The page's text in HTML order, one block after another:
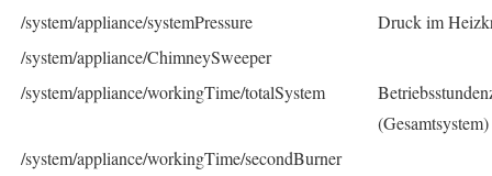
/system/appliance/systemPressure
Druck im
/system/appliance/ChimneySweeper
/system/appliance/workingTime/totalSystem
(Gesamtsystem)
/system/appliance/workingTime/secondBurner